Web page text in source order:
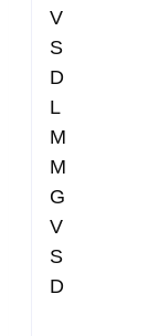
V
S
D
L
M
M
G
V
S
D